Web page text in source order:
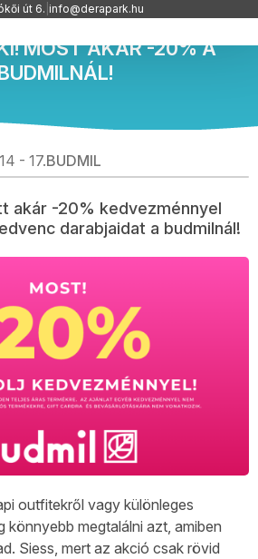
út 6. info@derapark.hu
MOST AKÁR -20% A
- 17.BUDMIL
akár -20% kedvezménnyel
darabjaidat a budmilnál!
outfitekről vagy különleges
könnyebb megtalálni azt, amiben
Siess, mert az akció csak rövid